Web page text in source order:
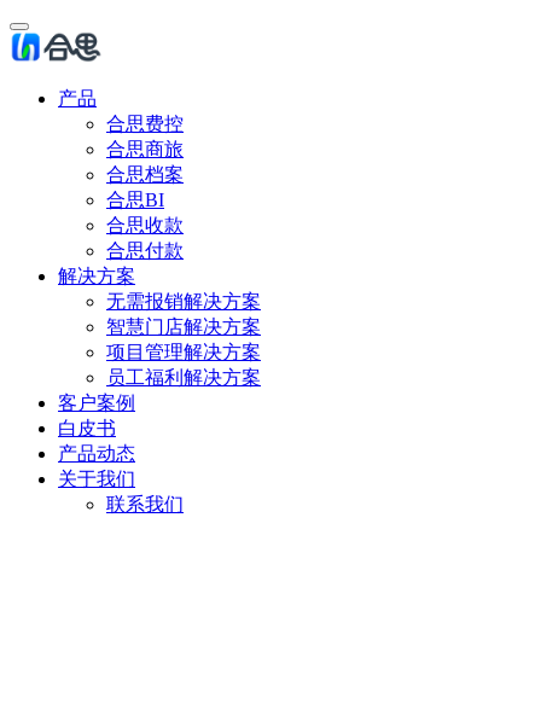
产品
合思费控
合思商旅
合思档案
合思BI
合思收款
合思付款
解决方案
无需报销解决方案
智慧门店解决方案
项目管理解决方案
员工福利解决方案
客户案例
白皮书
产品动态
关于我们
联系我们